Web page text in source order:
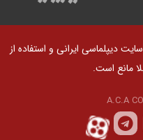
دیپلماسی ایرانی و استفاده از
مانع است.
A.C.A CO